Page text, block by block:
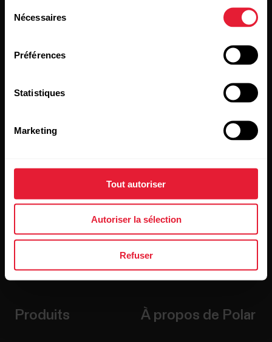
Nécessaires
Préférences
Statistiques
Marketing
Tout autoriser
Autoriser la sélection
Refuser
recevoir nos actualités directement dans votre boîte de
courriels.
En cliquant sur « Je m'abonne », vous acceptez de recevoir
Déclaration de confidentialité.
Produits À propos de Polar